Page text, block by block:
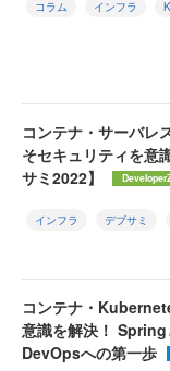
コラム インフラ
コンテナ・サーバレ
そセキュリティを意
サミ2022】
インフラ デブサミ
コンテナ・
意識を解決！
DevOpsへの第一歩